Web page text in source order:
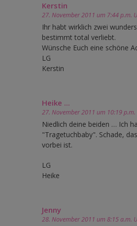
Kerstin
27. November 2011 um 7:44 p.m.
Ihr habt wirklich zwei
bestimmt total verliebt.
Wünsche Euch eine schöne
LG
Kerstin
Heike ...
27. November 2011 um 10:19
Niedlich deine beiden … Ich
"Tragetuchbaby". Schade,
vorbei ist.
LG
Heike
Jenny
28. November 2011 um 8:15 a.m.